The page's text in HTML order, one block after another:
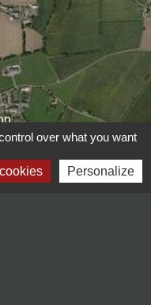
over what you want
Personalize